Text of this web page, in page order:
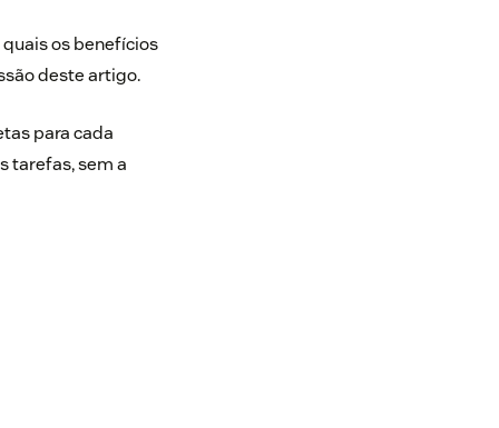
os benefícios
deste artigo.
para cada
tarefas, sem a